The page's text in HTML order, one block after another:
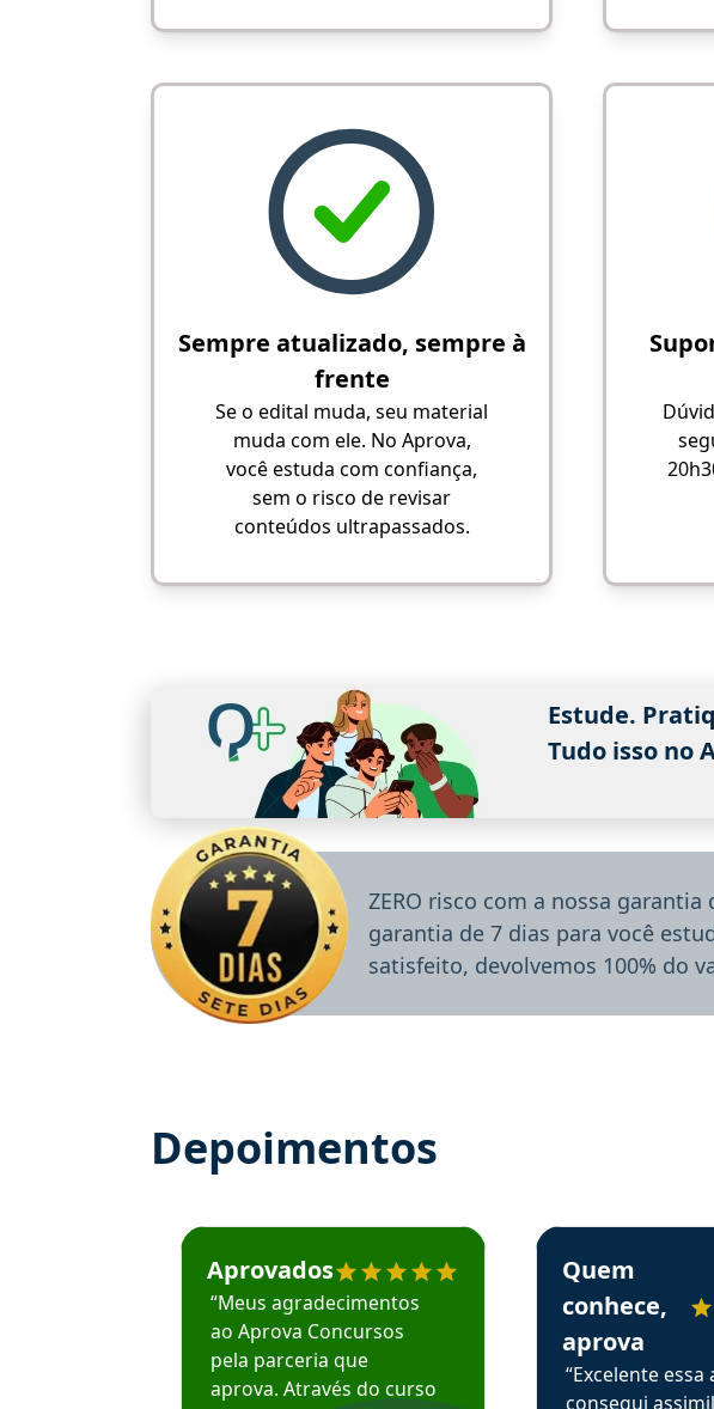
Sempre atualizado, sempre à
frente
Se o edital muda, seu material
muda com ele. No Aprova,
você estuda com confiança,
sem o risco de revisar
conteúdos ultrapassados.
Estude.
Tudo isso no
ZERO risco com a nossa
garantia de 7 dias para você
satisfeito, devolvemos 100% do
Depoimentos
Estudante José recomenda o Aprova Concursos em depoimento
Aprovados
“Meus agradecimentos
ao Aprova Concursos
pela parceria que
aprova. Através do curso
Estudante Sergio
Quem
conhece,
aprova
“Excelente essa
consegui